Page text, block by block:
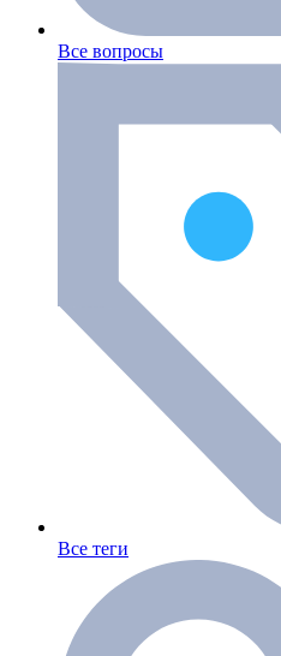
Все вопросы
Все теги